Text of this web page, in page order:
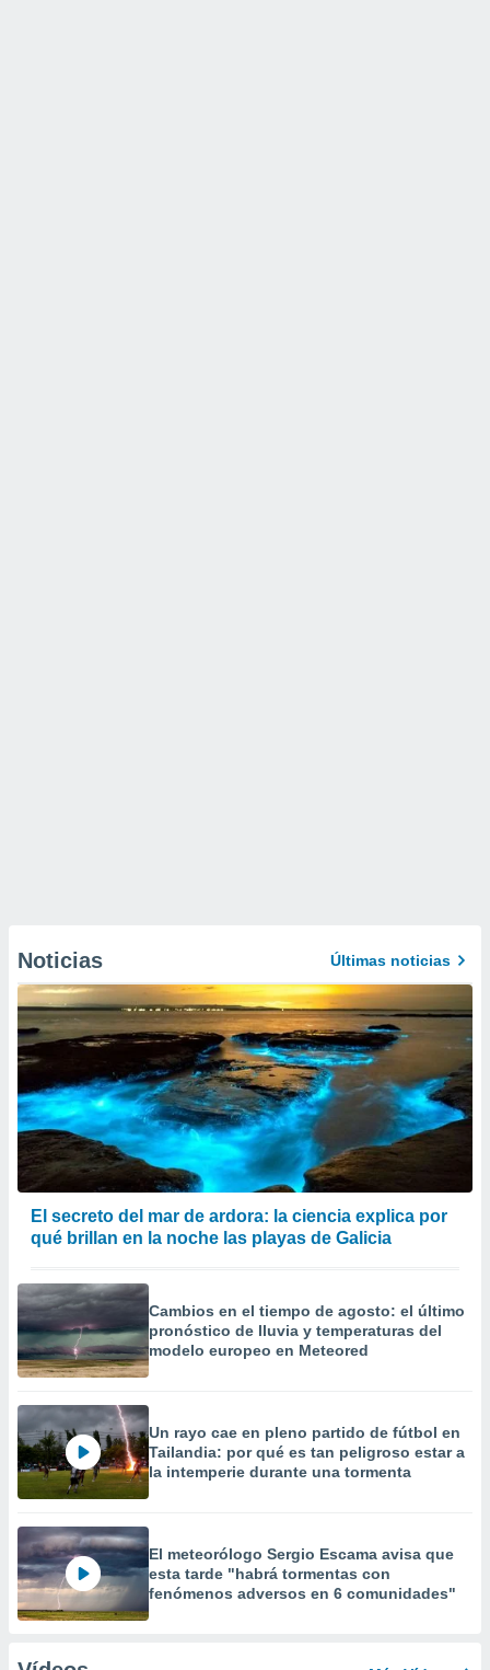
Noticias Últimas noticias
El secreto del mar de ardora: la ciencia explica por
qué brillan en la noche las playas de Galicia
Cambios en el tiempo de agosto: el último
pronóstico de lluvia y temperaturas del
modelo europeo en Meteored
Un rayo cae en pleno partido de fútbol en
Tailandia: por qué es tan peligroso estar a
la intemperie durante una tormenta
El meteorólogo Sergio Escama avisa que
esta tarde "habrá tormentas con
fenómenos adversos en 6 comunidades"